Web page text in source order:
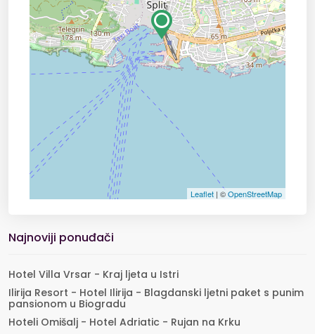
Leaflet | ©OpenStreetMap
Najnoviji ponuđači
Hotel Villa Vrsar - Kraj ljeta u Istri
Ilirija Resort - Hotel Ilirija - Blagdanski ljetni paket s punim
pansionom u Biogradu
Hoteli Omišalj - Hotel Adriatic - Rujan na Krku